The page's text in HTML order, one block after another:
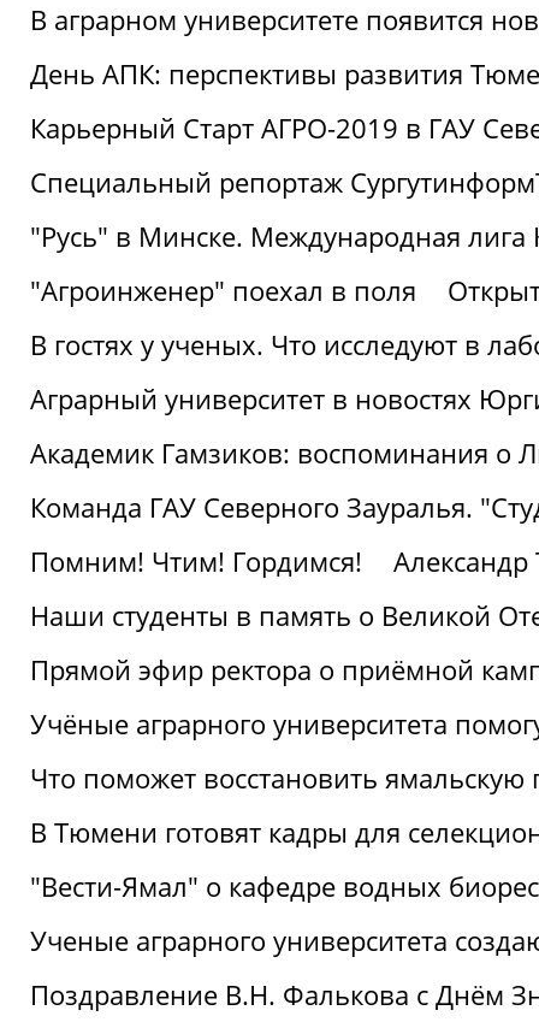
В аграрном университете появится
День АПК: перспективы развития
Карьерный Старт АГРО-2019 в ГАУ
Специальный репортаж
"Русь" в Минске. Международная
"Агроинженер" поехал в поля
В гостях у ученых. Что исследуют в
Аграрный университет в новостях
Академик Гамзиков: воспоминания о
Команда ГАУ Северного Зауралья.
Помним! Чтим! Гордимся!
Наши студенты в память о Великой
Прямой эфир ректора о приёмной
Учёные аграрного университета
Что поможет восстановить ямальскую
В Тюмени готовят кадры для
"Вести-Ямал" о кафедре водных
Ученые аграрного университета
Поздравление В.Н. Фалькова с Днём